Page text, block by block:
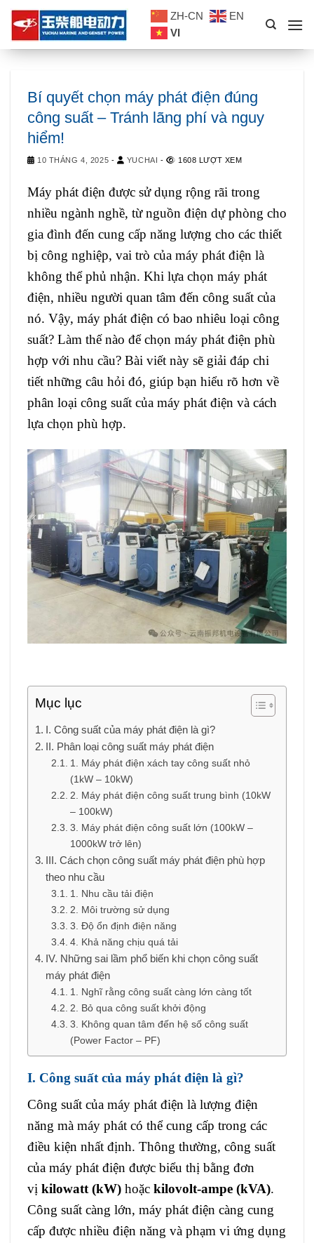
Skip
content
ZH-CN
EN
VI
Bí quyết chọn máy phát điện đúng
công suất – Tránh lãng phí và nguy
hiểm!
10 THÁNG 4, 2025 - YUCHAI - 1608 LƯỢT XEM
Máy phát điện được sử dụng rộng rãi trong
nhiều ngành nghề, từ nguồn điện dự phòng cho
gia đình đến cung cấp năng lượng cho các thiết
bị công nghiệp, vai trò của máy phát điện là
không thể phủ nhận. Khi lựa chọn máy phát
điện, nhiều người quan tâm đến công suất của
nó. Vậy, máy phát điện có bao nhiêu loại công
suất? Làm thế nào để chọn máy phát điện phù
hợp với nhu cầu? Bài viết này sẽ giải đáp chi
tiết những câu hỏi đó, giúp bạn hiểu rõ hơn về
phân loại công suất của máy phát điện và cách
lựa chọn phù hợp.
Mục lục
I. Công suất của máy phát điện là gì?
II. Phân loại công suất máy phát điện
1. Máy phát điện xách tay công suất nhỏ
(1kW – 10kW)
2. Máy phát điện công suất trung bình (10kW
– 100kW)
3. Máy phát điện công suất lớn (100kW –
1000kW trở lên)
III. Cách chọn công suất máy phát điện phù hợp
theo nhu cầu
1. Nhu cầu tải điện
2. Môi trường sử dụng
3. Độ ổn định điện năng
4. Khả năng chịu quá tải
IV. Những sai lầm phổ biến khi chọn công suất
máy phát điện
1. Nghĩ rằng công suất càng lớn càng tốt
2. Bỏ qua công suất khởi động
3. Không quan tâm đến hệ số công suất
(Power Factor – PF)
I. Công suất của máy phát điện là gì?
Công suất của máy phát điện là lượng điện
năng mà máy phát có thể cung cấp trong các
điều kiện nhất định. Thông thường, công suất
của máy phát điện được biểu thị bằng đơn
vị kilowatt (kW) hoặc kilovolt-ampe (kVA).
Công suất càng lớn, máy phát điện càng cung
cấp được nhiều điện năng và phạm vi ứng dụng